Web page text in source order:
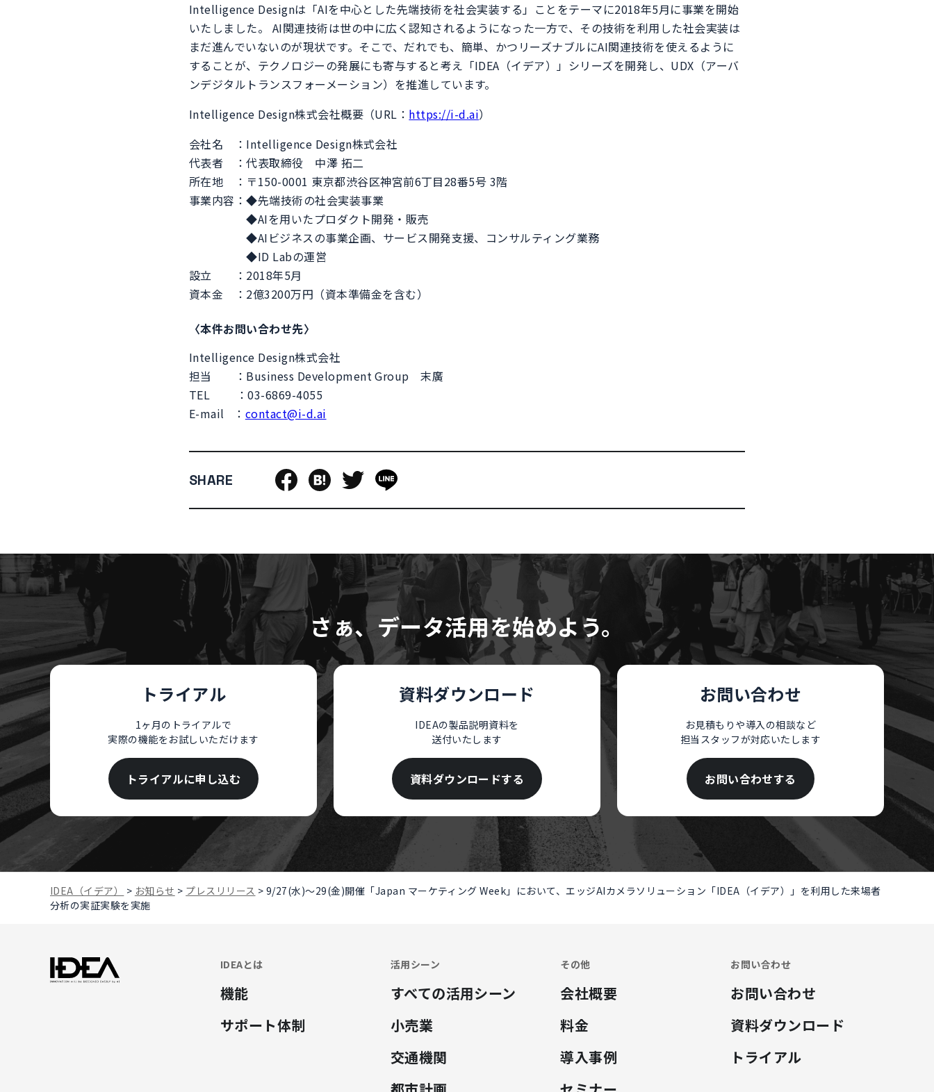
Intelligence Designは「AIを中心とした先端技術を社会実装する」ことをテーマに2018年5月に事業を開始
いたしました。 AI関連技術は世の中に広く認知されるようになった一方で、その技術を利用した社会実装は
まだ進んでいないのが現状です。そこで、だれでも、簡単、かつリーズナブルにAI関連技術を使えるように
することが、テクノロジーの発展にも寄与すると考え「IDEA（イデア）」シリーズを開発し、UDX（アーバ
ンデジタルトランスフォーメーション）を推進しています。
Intelligence Design株式会社概要（URL： https://i-d.ai）
会社名 ：Intelligence Design株式会社
代表者 ：代表取締役 中澤 拓二
所在地 ：〒150-0001 東京都渋谷区神宮前6丁目28番5号 3階
事業内容：◆先端技術の社会実装事業
◆AIを用いたプロダクト開発・販売
◆AIビジネスの事業企画、サービス開発支援、コンサルティング業務
◆ID Labの運営
設立 ：2018年5月
資本金 ：2億3200万円（資本準備金を含む）
〈本件お問い合わせ先〉
Intelligence Design株式会社
担当 ：Business Development Group 末廣
TEL ：03-6869-4055
E-mail ： contact@i-d.ai
SHARE
さぁ、データ活用を始めよう。
トライアル
1ヶ月のトライアルで
実際の機能をお試しいただけます
トライアルに申し込む
資料ダウンロード
IDEAの製品説明資料を
送付いたします
資料ダウンロードする
お問い合わせ
お見積もりや導入の相談など
担当スタッフが対応いたします
お問い合わせする
IDEA（イデア） > お知らせ > プレスリリース > 9/27(水)～29(金)開催「Japan マーケティング Week」において、エッジAIカメラソリューション「IDEA（イデア）」を利用した来場者
分析の実証実験を実施
IDEAとは
機能
サポート体制
活用シーン
すべての活用シーン
小売業
交通機関
その他
会社概要
料金
導入事例
お問い合わせ
お問い合わせ
資料ダウンロード
トライアル